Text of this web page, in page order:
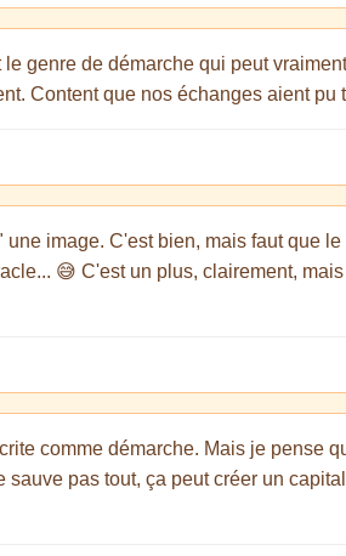
genre de démarche qui peut
Content que nos échanges aient pu
image. C'est bien, mais faut que
😅 C'est un plus, clairement,
comme démarche. Mais je pense
pas tout, ça peut créer un